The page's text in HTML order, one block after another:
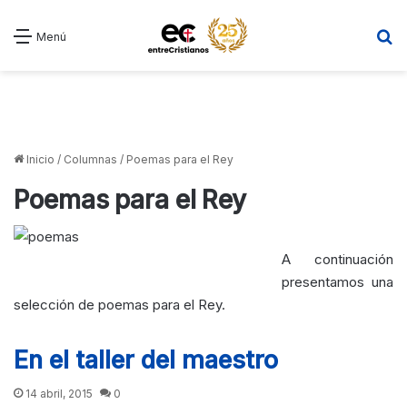
Menú
Inicio / Columnas / Poemas para el Rey
Poemas para el Rey
A continuación
presentamos una
selección de poemas para el Rey.
En el taller del maestro
14 abril, 2015 0